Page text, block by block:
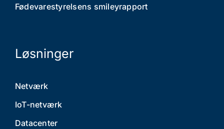
Fødevarestyrelsens smileyrapport
Løsninger
Netværk
IoT-netværk
Datacenter